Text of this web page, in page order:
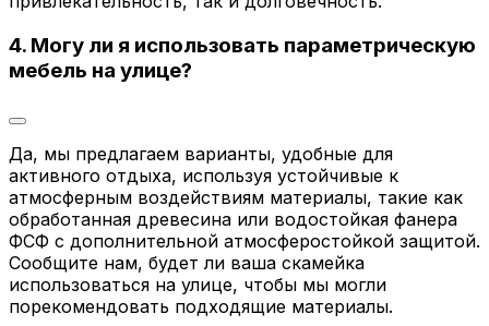
4. Могу ли я использовать параметрическую
мебель на улице?
Да, мы предлагаем варианты, удобные для
активного отдыха, используя устойчивые к
атмосферным воздействиям материалы, такие как
обработанная древесина или водостойкая фанера
ФСФ с дополнительной атмосферостойкой защитой.
Сообщите нам, будет ли ваша скамейка
использоваться на улице, чтобы мы могли
порекомендовать подходящие материалы.